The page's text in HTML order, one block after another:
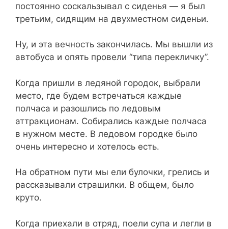
постоянно соскальзывал с сиденья — я был
третьим, сидящим на двухместном сиденьи.
Ну, и эта вечность закончилась. Мы вышли из
автобуса и опять провели “типа перекличку”.
Когда пришли в ледяной городок, выбрали
место, где будем встречаться каждые
полчаса и разошлись по ледовым
аттракционам. Собирались каждые полчаса
в нужном месте. В ледовом городке было
очень интересно и хотелось есть.
На обратном пути мы ели булочки, грелись и
рассказывали страшилки. В общем, было
круто.
Когда приехали в отряд, поели супа и легли в